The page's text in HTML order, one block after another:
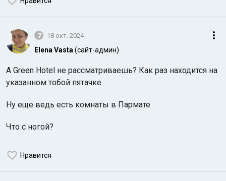
7 18 окт. 2024
Elena Vasta (сайт-админ)
А Green Hotel не рассматриваешь? Как раз находится на
указанном тобой пятачке.
Ну еще ведь есть комнаты в Пармате
Что с ногой?
Нравится